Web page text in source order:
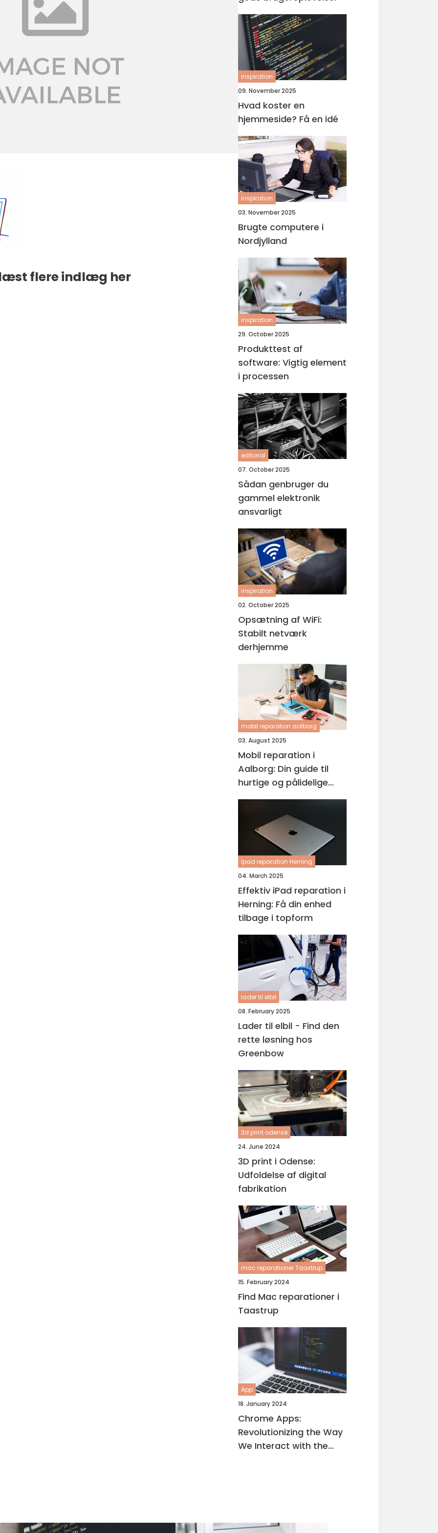
flere indlæg her
inspiration
09. November 2025
Hvad koster en
hjemmeside? Få en idé
inspiration
03. November 2025
Brugte computere i
Nordjylland
inspiration
29. October 2025
Produkttest af
software: Vigtig element
i processen
editorial
07. October 2025
Sådan genbruger du
gammel elektronik
ansvarligt
inspiration
02. October 2025
Opsætning af WiFi:
Stabilt netværk
derhjemme
mobil reparation aalborg
03. August 2025
Mobil reparation i
Aalborg: Din guide til
hurtige og pålidelige
løsninger
Ipad reparation Herning
04. March 2025
Effektiv iPad reparation i
Herning: Få din enhed
tilbage i topform
lader til elbil
08. February 2025
Lader til elbil - Find den
rette løsning hos
Greenbow
3d print odense
24. June 2024
3D print i Odense:
Udfoldelse af digital
fabrikation
mac reparationer Taastrup
15. February 2024
Find Mac reparationer i
Taastrup
App
18. January 2024
Chrome Apps:
Revolutionizing the Way
We Interact with the